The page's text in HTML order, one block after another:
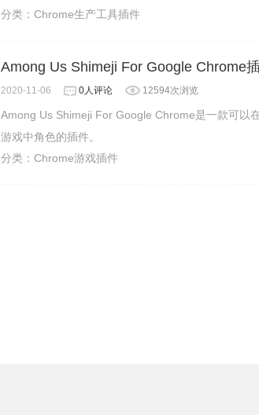
分类： Chrome生产工具插件
Among Us Shimeji For Google Chrome
2020-11-06 0人评论 12594次浏览
Among Us Shimeji For Google Chrome是一款可以
游戏中角色的插件。
分类： Chrome游戏插件